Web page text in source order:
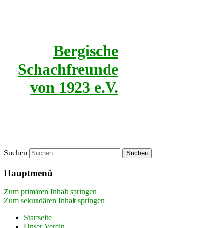
Bergische
Schachfreunde
von 1923 e.V.
Suchen
Hauptmenü
Zum primären Inhalt springen
Zum sekundären Inhalt springen
Startseite